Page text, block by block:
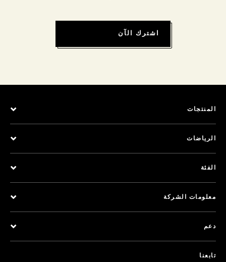
اشترك الآن
المنتجات
الرياضات
الفئة
معلومات الشركة
دعم
تابعنا